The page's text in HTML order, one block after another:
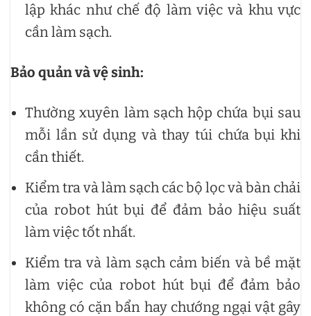
lập khác như chế độ làm việc và khu vực
cần làm sạch.
Bảo quản và vệ sinh:
Thường xuyên làm sạch hộp chứa bụi sau
mỗi lần sử dụng và thay túi chứa bụi khi
cần thiết.
Kiểm tra và làm sạch các bộ lọc và bàn chải
của robot hút bụi để đảm bảo hiệu suất
làm việc tốt nhất.
Kiểm tra và làm sạch cảm biến và bề mặt
làm việc của robot hút bụi để đảm bảo
không có cặn bẩn hay chướng ngại vật gây